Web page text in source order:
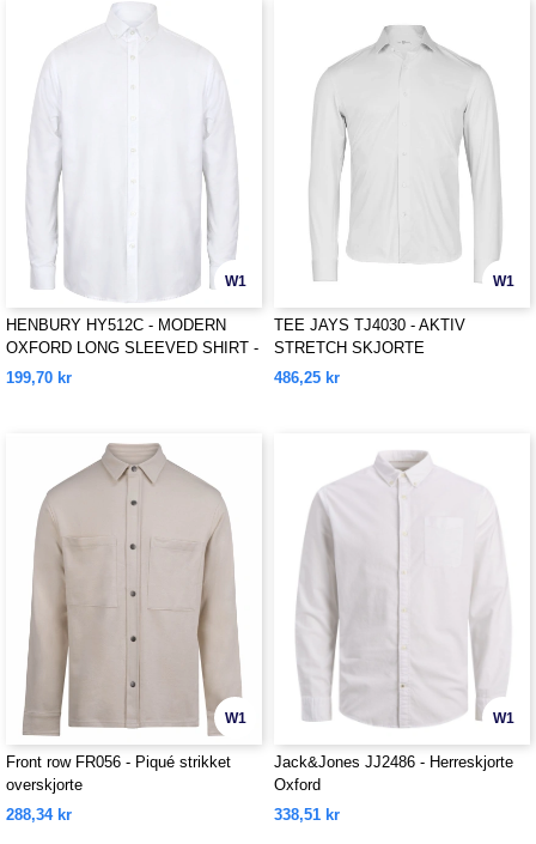
W1
HENBURY HY512C - MODERN
OXFORD LONG SLEEVED SHIRT -
CLASSIC FIT
199,70 kr
W1
TEE JAYS TJ4030 - AKTIV
STRETCH SKJORTE
486,25 kr
W1
Front row FR056 - Piqué strikket
overskjorte
288,34 kr
W1
Jack&Jones JJ2486 - Herreskjorte
Oxford
338,51 kr